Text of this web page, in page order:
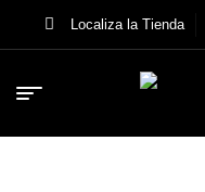
Localiza la Tienda